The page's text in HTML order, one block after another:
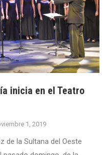
inicia en el Teatro
1, 2019
de la Sultana del Oeste